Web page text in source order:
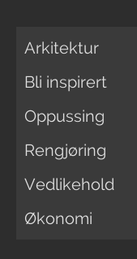
Arkitektur
Bli inspirert
Oppussing
Rengjøring
Vedlikehold
Økonomi